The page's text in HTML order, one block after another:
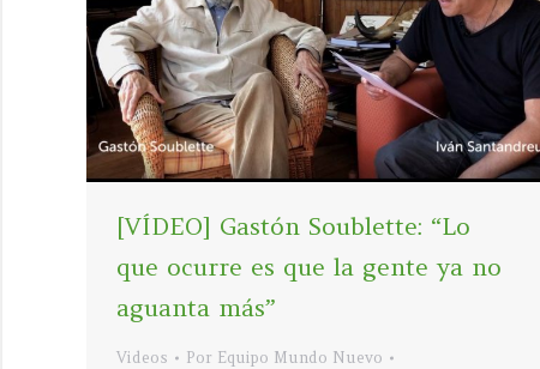
[VÍDEO] Gastón Soublette: “Lo
que ocurre es que la gente ya no
aguanta más”
Videos Por Equipo Mundo Nuevo